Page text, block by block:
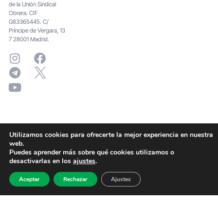
de la Unión Sindical
Obrera. CIF
G83365445. C/
Principe de Vergara, 13
7 28001 Madrid.
Utilizamos cookies para ofrecerte la mejor experiencia en nuestra
web.
Puedes aprender más sobre qué cookies utilizamos o
desactivarlas en los ajustes.
Aceptar Rechazar Ajustes